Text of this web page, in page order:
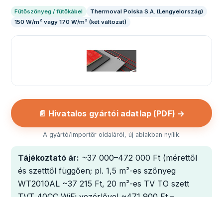
Fűtőszőnyeg / fűtőkábel
Thermoval Polska S.A. (Lengyelország)
150 W/m² vagy 170 W/m² (két változat)
📄 Hivatalos gyártói adatlap (PDF) →
A gyártó/importőr oldaláról, új ablakban nyílik.
Tájékoztató ár: ~37 000–472 000 Ft (mérettől
és szetttől függően; pl. 1,5 m²-es szőnyeg
WT2010AL ~37 215 Ft, 20 m²-es TV TO szett